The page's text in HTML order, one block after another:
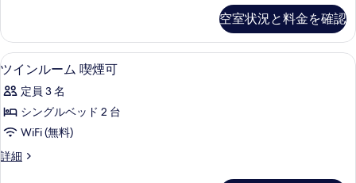
を
表
示
す
る
ム
喫
煙
可
の
す
べ
ル
ル
ー
喫
煙
の
詳
細
空室状況と料金を確認
ツ
イ
ン
ル
ム
遮光カーテン、アイロン / アイロン
4
ツインルーム 喫煙可
定員 3 名
シングルベッド 2 台
WiFi (無料)
詳細
ツ